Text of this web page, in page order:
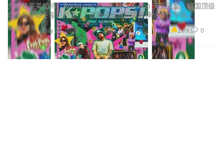
Music 音乐
九座格莱美加持，Anderson .Paak 联手 K‑pop 天王天后、韩国顶级
偶像与全球巨星，打造 17 首曲目组成的跨界神仙合作专辑。
May 29, 2026 2.7K 0